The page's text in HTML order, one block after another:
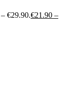
€29.90.€21.90 –